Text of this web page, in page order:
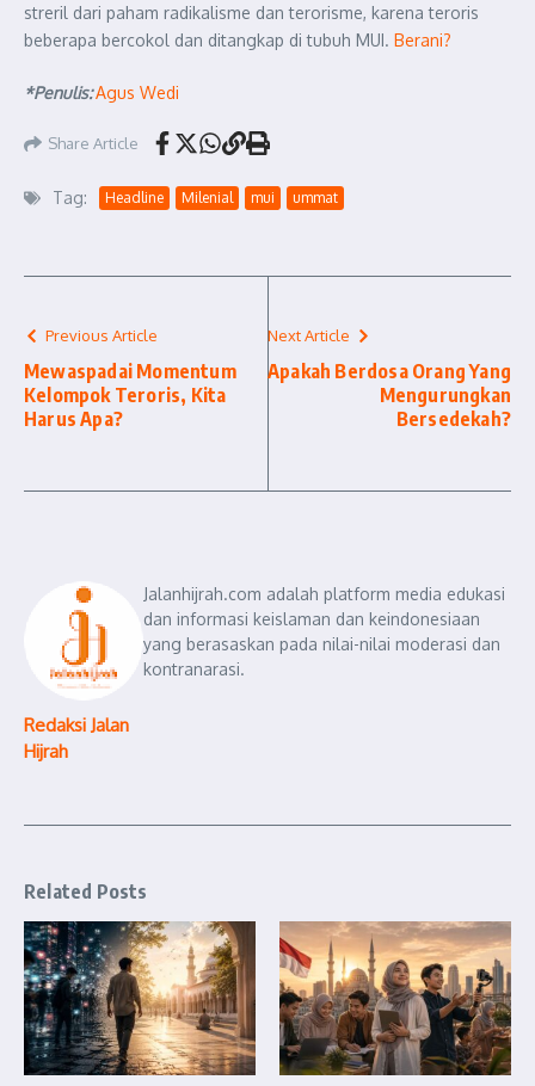
streril dari paham radikalisme dan terorisme, karena teroris
beberapa bercokol dan ditangkap di tubuh MUI. Berani?
*Penulis:Agus Wedi
Share Article
Tag: Headline Milenial mui ummat
Previous Article
Mewaspadai Momentum
Kelompok Teroris, Kita
Harus Apa?
Next Article
Apakah Berdosa Orang Yang
Mengurungkan
Bersedekah?
Redaksi Jalan
Hijrah
Jalanhijrah.com adalah platform media edukasi
dan informasi keislaman dan keindonesiaan
yang berasaskan pada nilai-nilai moderasi dan
kontranarasi.
Related Posts